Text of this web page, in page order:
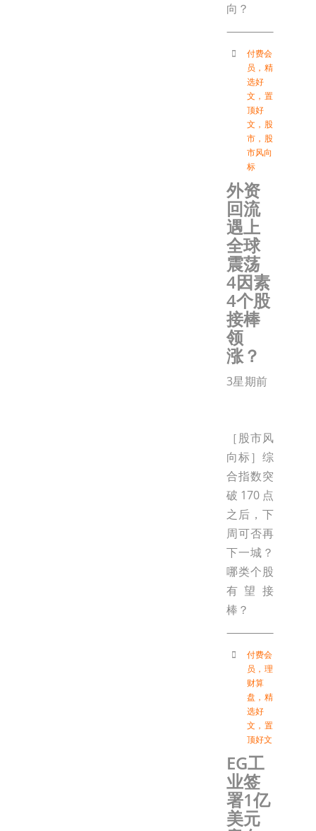
向？
付费会
员 ， 精
选好
文 ， 置
顶好
文 ， 股
市 ， 股
市风向
标
外资
回流
遇上
全球
震荡
4因素
4个股
接棒
领
涨？
3星期前
［股市风
向标］综
合指数突
破170点
之后，下
周可否再
下一城？
哪类个股
有望接
棒？
付费会
员 ， 理
财算
盘 ， 精
选好
文 ， 置
顶好文
EG工
业签
署1亿
美元